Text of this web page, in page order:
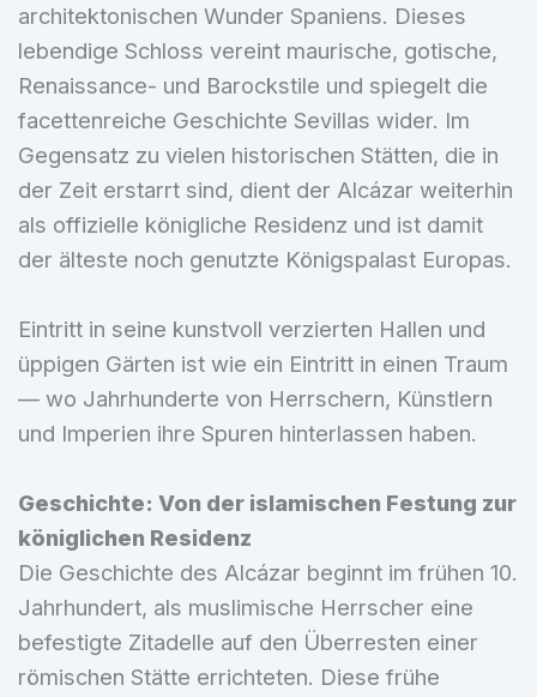
architektonischen Wunder Spaniens. Dieses
lebendige Schloss vereint maurische, gotische,
Renaissance- und Barockstile und spiegelt die
facettenreiche Geschichte Sevillas wider. Im
Gegensatz zu vielen historischen Stätten, die in
der Zeit erstarrt sind, dient der Alcázar weiterhin
als offizielle königliche Residenz und ist damit
der älteste noch genutzte Königspalast Europas.
Eintritt in seine kunstvoll verzierten Hallen und
üppigen Gärten ist wie ein Eintritt in einen Traum
— wo Jahrhunderte von Herrschern, Künstlern
und Imperien ihre Spuren hinterlassen haben.
Geschichte: Von der islamischen Festung zur
königlichen Residenz
Die Geschichte des Alcázar beginnt im frühen 10.
Jahrhundert, als muslimische Herrscher eine
befestigte Zitadelle auf den Überresten einer
römischen Stätte errichteten. Diese frühe